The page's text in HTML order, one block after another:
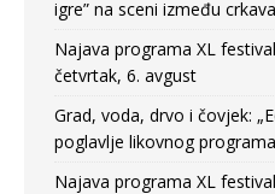
igre” na sceni između crkava
Najava programa XL
četvrtak, 6. avgust
Grad, voda, drvo i čovjek:
poglavlje likovnog
Najava programa XL